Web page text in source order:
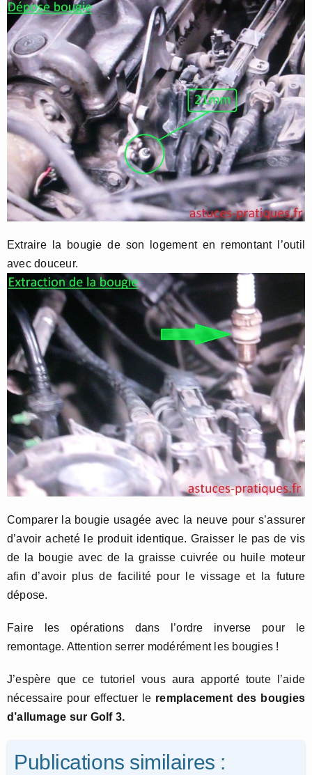
Extraire la bougie de son logement en remontant l’outil
avec douceur.
Comparer la bougie usagée avec la neuve pour s’assurer
d’avoir acheté le produit identique. Graisser le pas de vis
de la bougie avec de la graisse cuivrée ou huile moteur
afin d’avoir plus de facilité pour le vissage et la future
dépose.
Faire les opérations dans l’ordre inverse pour le
remontage. Attention serrer modérément les bougies !
J’espère que ce tutoriel vous aura apporté toute l’aide
nécessaire pour effectuer le remplacement des bougies
d’allumage sur Golf 3.
Publications similaires :